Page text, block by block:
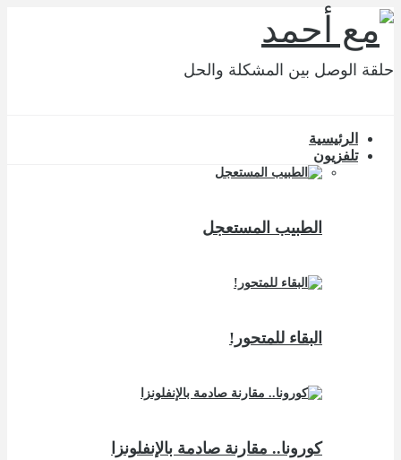
حلقة الوصل بين المشكلة والحل
الرئيسية
تلفزيون
الطبيب المستعجل
البقاء للمتحور!
كورونا.. مقارنة صادمة بالإنفلونزا